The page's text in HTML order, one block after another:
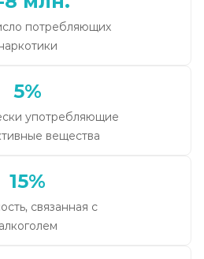
потребляющих
5%
употребляющие
вещества
15%
связанная с
алкоголем